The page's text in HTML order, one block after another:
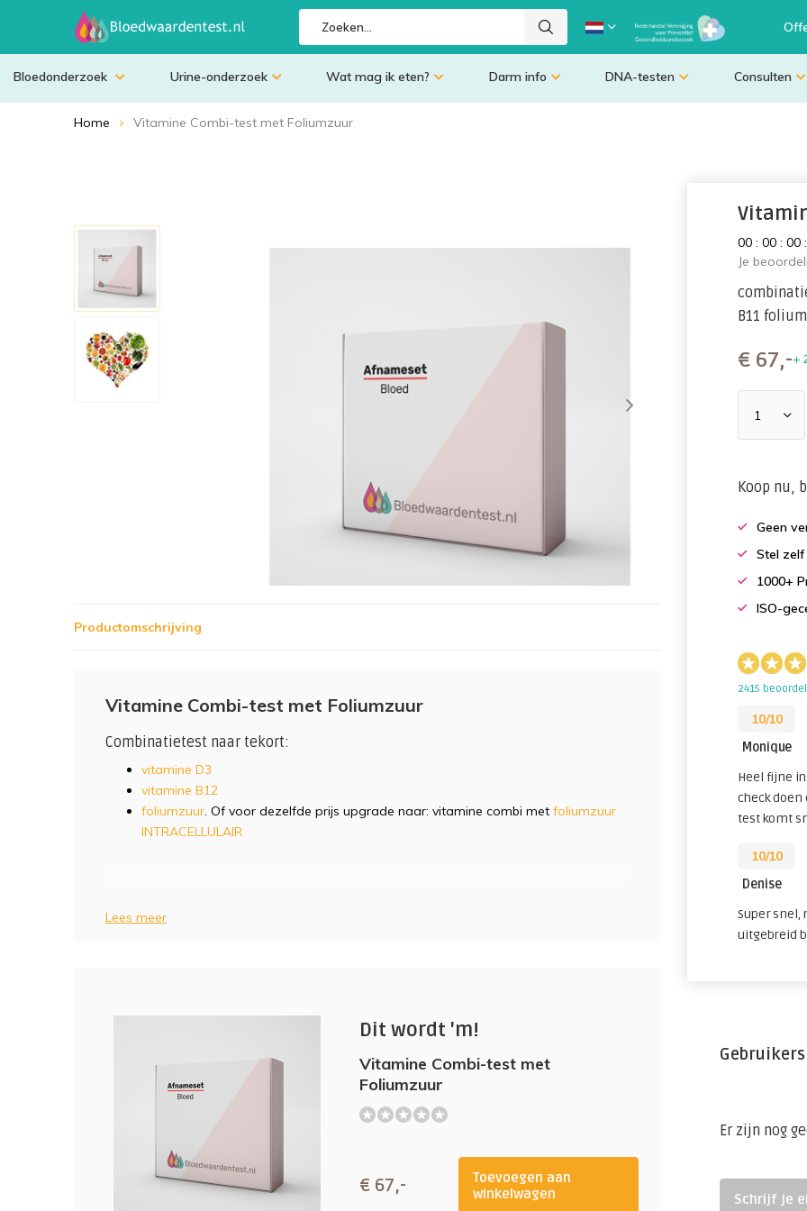
Bloedonderzoek Urine-onderzoek Wat mag ik eten? Darm info DNA-testen Consulten
Home Vitamine Combi-test met Foliumzuur
00 :00 :00
Je
B11
€ 67,-+
Koop nu,
Geen
Stel
1000+
ISO-
2415
10/10
Monique
Heel fijne
check doen
test komt
10/10
Denise
Super snel,
uitgebreid
Productomschrijving
Vitamine Combi-test met Foliumzuur
Combinatietest naar tekort:
vitamine D3
vitamine B12
foliumzuur. Of voor dezelfde prijs upgrade naar: vitamine combi met foliumzuur
INTRACELLULAIR
Lees meer
Dit wordt 'm!
Vitamine Combi-test met
Foliumzuur
(0)
€ 67,-
Toevoegen aan
winkelwagen
Er zijn nog
Schrijf je